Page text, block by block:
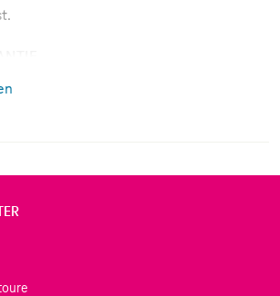
Jahre Garantie. Das bedeutet fünf
ist das Fairphone langlebig designt.
länger als die meisten